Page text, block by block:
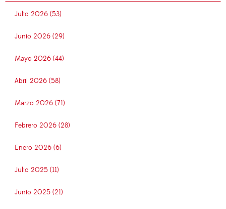
Julio 2026 (53)
Junio 2026 (29)
Mayo 2026 (44)
Abril 2026 (58)
Marzo 2026 (71)
Febrero 2026 (28)
Enero 2026 (6)
Julio 2025 (11)
Junio 2025 (21)